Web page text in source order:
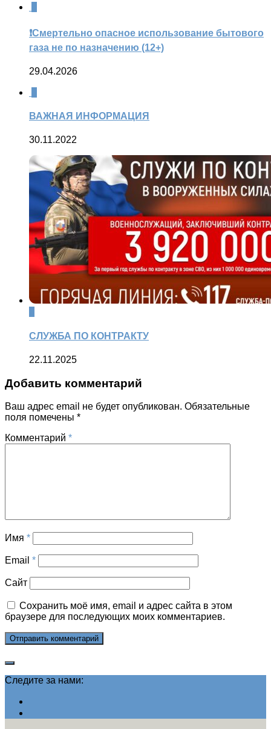
❗Смертельно опасное использование бытового
газа не по назначению (12+)
29.04.2026
ВАЖНАЯ ИНФОРМАЦИЯ
30.11.2022
СЛУЖБА ПО КОНТРАКТУ
22.11.2025
Добавить комментарий
Ваш адрес email не будет опубликован. Обязательные
поля помечены *
Комментарий *
Имя *
Email *
Сайт
Сохранить моё имя, email и адрес сайта в этом
браузере для последующих моих комментариев.
Следите за нами: